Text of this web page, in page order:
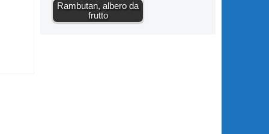
Rambutan, albero da
frutto